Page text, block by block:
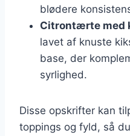
blødere
Citrontærte med
lavet af knuste
base, der
syrlighed.
Disse opskrifter kan
toppings og fyld, så